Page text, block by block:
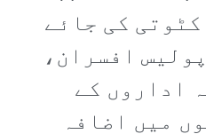
کٹوتی کی جائے
افسران،
اداروں کے
میں اضافہ